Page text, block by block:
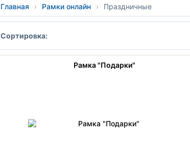
Главная › Рамки онлайн › Праздничные
Сортировка:
Рамка "Подарки"